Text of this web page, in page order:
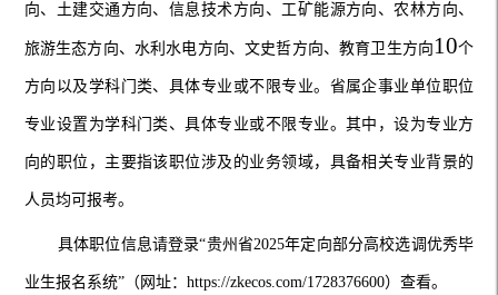
向、土建交通方向、信息技术方向、工矿能源方向、农林方向、
旅游生态方向、水利水电方向、文史哲方向、教育卫生方向 10个
方向以及学科门类、具体专业或不限专业。 省属企事业单位职位
专业设置为学科门类、具体专业或不限专业。其中，设为专业方
向的职位，主要指该职位涉及的业务领域，具备相关专业背景的
人员均可报考。
具体职位信息请登录“贵州省2025年定向部分高校选调优秀毕
业生报名系统”（网址：https://zkecos.com/1728376600）查看。